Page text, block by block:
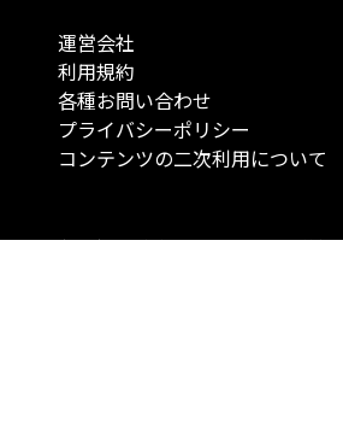
運営会社
利用規約
各種お問い合わせ
プライバシーポリシー
コンテンツの二次利用について
当メディアで提供するコンテンツは、情報